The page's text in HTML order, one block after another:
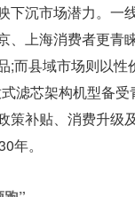
下沉市场潜力。一
、上海消费者更青
;而县域市场则以性
滤芯架构机型备受
策补贴、消费升级
年。